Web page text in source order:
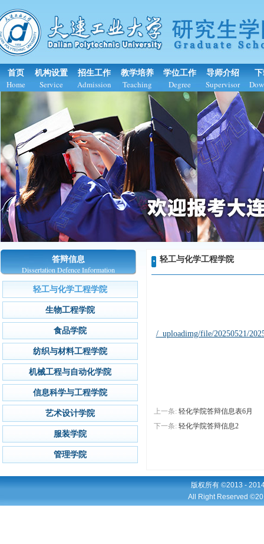
首页
Home
机构设置
Service
招生工作
Admission
教学培养
Teaching
学位工作
Degree
导师介绍
Supervisor
答辩信息
Dissertation Defence Information
轻工与化学工程学院
生物工程学院
食品学院
纺织与材料工程学院
机械工程与自动化学院
信息科学与工程学院
艺术设计学院
服装学院
管理学院
轻工与化学工程学院
/_uploadimg/file/20250521/
上一条: 轻化学院答辩信息表6月
下一条: 轻化学院答辩信息2
版权所有 ©2013 -
All Right Reserved